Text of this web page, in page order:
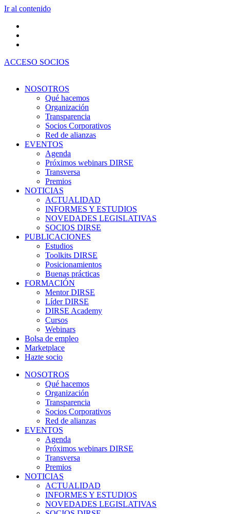
Ir al contenido
ACCESO SOCIOS
NOSOTROS
Qué hacemos
Organización
Transparencia
Socios Corporativos
Red de alianzas
EVENTOS
Agenda
Próximos webinars DIRSE
Transversa
Premios
NOTICIAS
ACTUALIDAD
INFORMES Y ESTUDIOS
NOVEDADES LEGISLATIVAS
SOCIOS DIRSE
PUBLICACIONES
Estudios
Toolkits DIRSE
Posicionamientos
Buenas prácticas
FORMACIÓN
Mentor DIRSE
Líder DIRSE
DIRSE Academy
Cursos
Webinars
Bolsa de empleo
Marketplace
Hazte socio
NOSOTROS
Qué hacemos
Organización
Transparencia
Socios Corporativos
Red de alianzas
EVENTOS
Agenda
Próximos webinars DIRSE
Transversa
Premios
NOTICIAS
ACTUALIDAD
INFORMES Y ESTUDIOS
NOVEDADES LEGISLATIVAS